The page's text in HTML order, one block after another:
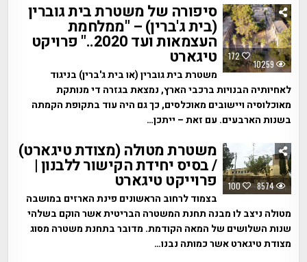
172
10259
סיפורה של משטרת בית גוברין
(בית ג'ברין) – "ממלחמת
העצמאות ועד 2020.." פרויקט
טיגארט
משטרת בית גוברין (או בית ג'ברין) בניגוד
לאחיותיה הבנויות ברכבי הארץ, נמצאת בגזרה די מנותקת
מאוכלוסיה ויישובים מאוכלסים, כך גם היה עוד בתקופת הקמתה
בשנות הארבעים. עם זאת – ייתכן…
100 8574
משטרת מטולה (מצודת טיגארט)
/ בסיס יחידת הקישור ללבנון |
פרוייקט טיגארט
בצמוד לרחוב הראשונים פינת הארזים במושבה
מטולה ניצב לו מבנה תחנת המשטרה הבריטית אשר הוקם בשלהי
שנות השלושים של המאה הקודמת. מדובר בתחנת משטרה מסוג
מצודת טיגארט אשר כמותה נבנו…